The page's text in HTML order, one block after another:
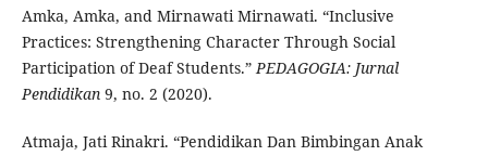
Amka, Amka, and Mirnawati Mirnawati. “Inclusive
Practices: Strengthening Character Through Social
Participation of Deaf Students.”PEDAGOGIA: Jurnal
Pendidikan9, no. 2 (2020).
Atmaja, Jati Rinakri. “Pendidikan Dan Bimbingan Anak